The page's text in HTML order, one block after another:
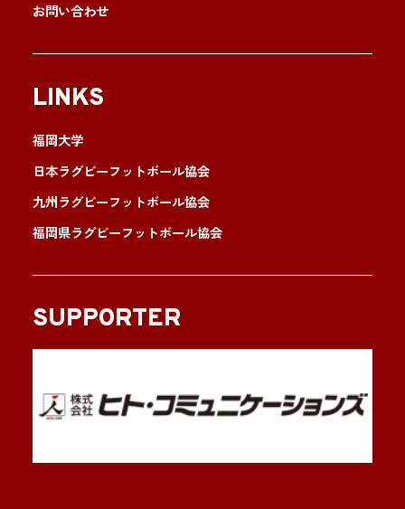
お問い合わせ
LINKS
福岡大学
日本ラグビーフットボール協会
九州ラグビーフットボール協会
福岡県ラグビーフットボール協会
SUPPORTER